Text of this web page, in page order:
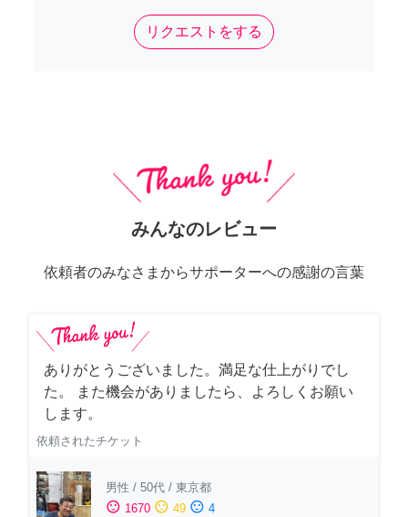
リクエストをする
みんなのレビュー
依頼者のみなさまからサポーターへの感謝の言葉
ありがとうございました。満足な仕上がりでし
た。 また機会がありましたら、よろしくお願い
します。
依頼されたチケット
男性 / 50代 / 東京都
sentiment_satisfied 1670 sentiment_neutral 49 sentiment_dissatisfied 4